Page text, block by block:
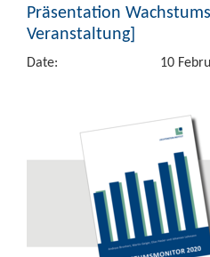
Präsentation
Veranstaltung]
Date: 10